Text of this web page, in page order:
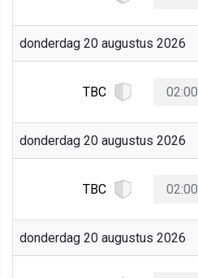
donderdag 20 augustus 2026
TBC 02:00
donderdag 20 augustus 2026
TBC 02:00
donderdag 20 augustus 2026